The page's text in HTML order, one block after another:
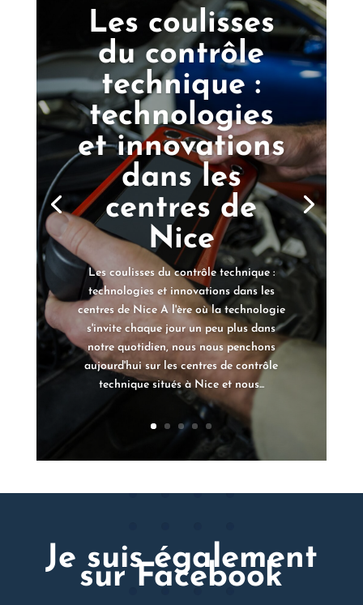
Les coulisses
du contrôle
technique :
technologies
et innovations
dans les
centres de
Nice
Les coulisses du contrôle technique :
technologies et innovations dans les
centres de Nice A l'ère où la technologie
s'invite chaque jour un peu plus dans
notre quotidien, nous nous penchons
aujourd'hui sur les centres de contrôle
technique situés à Nice et nous...
Je suis également
sur Facebook